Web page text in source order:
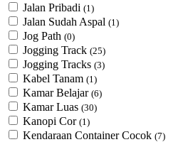
Jalan Pribadi (1)
Jalan Sudah Aspal (1)
Jog Path (0)
Jogging Track (25)
Jogging Tracks (3)
Kabel Tanam (1)
Kamar Belajar (6)
Kamar Luas (30)
Kanopi Cor (1)
Kendaraan Container Cocok (7)